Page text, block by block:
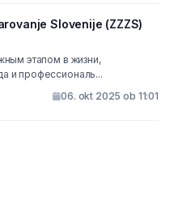
Slovenije (ZZZS)
в жизни,
и профессиональ...
06. okt 2025 ob 11:01